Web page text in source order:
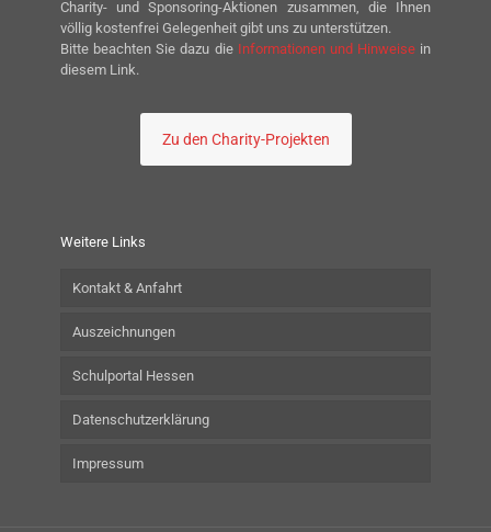
Charity- und Sponsoring-Aktionen zusammen, die Ihnen
völlig kostenfrei Gelegenheit gibt uns zu unterstützen.
Bitte beachten Sie dazu die Informationen und Hinweisein
diesem Link.
Zu den Charity-Projekten
Weitere Links
Kontakt & Anfahrt
Auszeichnungen
Schulportal Hessen
Datenschutzerklärung
Impressum